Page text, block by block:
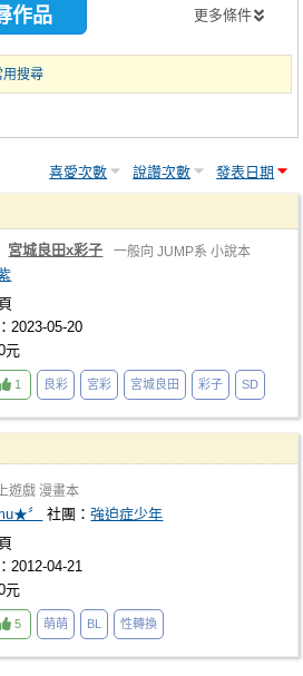
更多條件
用搜尋
喜愛次數 說讚次數 發表日期
宮城良田x彩子 一般向 JUMP系 小說本
2023-05-20
元
1 良彩 宮彩 宮城良田 彩子 SD
遊戲 漫畫本
〞 社團：強迫症少年
2012-04-21
元
5 萌萌 BL 性轉換